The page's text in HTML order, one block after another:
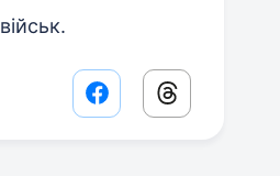
Facebook share
Threads